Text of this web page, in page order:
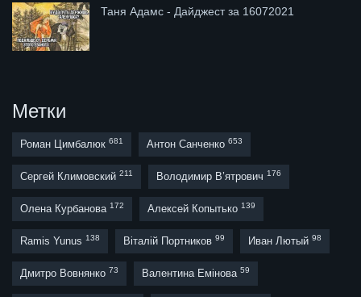
Таня Адамс - Дайджест за 16072021
Метки
Роман Цимбалюк 681 Антон Санченко 653
Сергей Климовский 211 Володимир В’ятрович 176
Олена Курбанова 172 Алексей Копытько 139
Ramis Yunus 138 Віталій Портников 99 Иван Лютый 98
Дмитро Вовнянко 73 Валентина Емінова 59